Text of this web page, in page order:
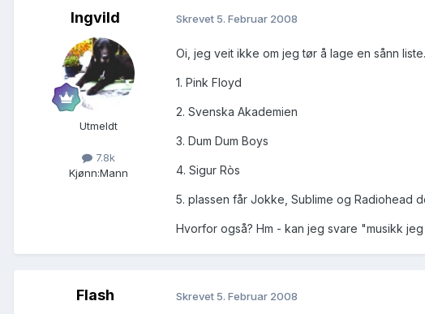
Ingvild
Utmeldt
7.8k
Kjønn:Mann
Skrevet 5. Februar 2008
Oi, jeg veit ikke om jeg tør å lage en sånn
1. Pink Floyd
2. Svenska Akademien
3. Dum Dum Boys
4. Sigur Ròs
5. plassen får Jokke, Sublime og Radiohead
Hvorfor også? Hm - kan jeg svare "musikk
Flash Skrevet 5. Februar 2008